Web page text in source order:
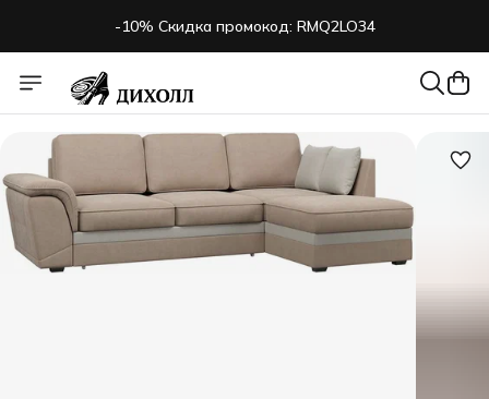
-10% Скидка промокод: RMQ2LO34